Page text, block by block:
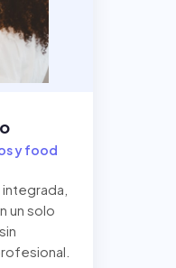
y food
un solo